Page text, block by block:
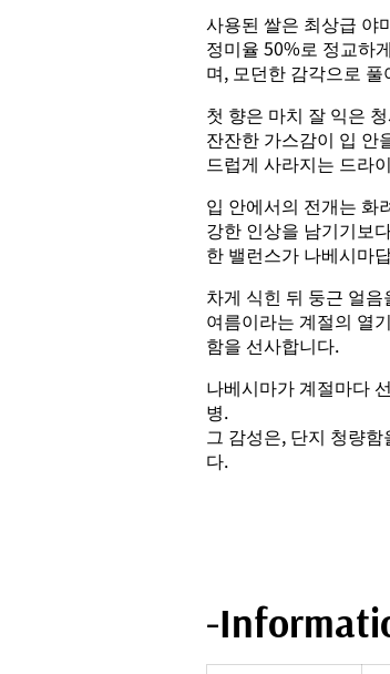
사용된 쌀은 최상급 야
정미율 50%로 정교하
며, 모던한 감각으로
첫 향은 마치 잘 익은
잔잔한 가스감이 입 안
드럽게 사라지는 드라
입 안에서의 전개는 화
강한 인상을 남기기보
한 밸런스가 나베시마
차게 식힌 뒤 둥근 얼
여름이라는 계절의 열
함을 선사합니다.
나베시마가 계절마다
병.
그 감성은, 단지 청량
다.
-